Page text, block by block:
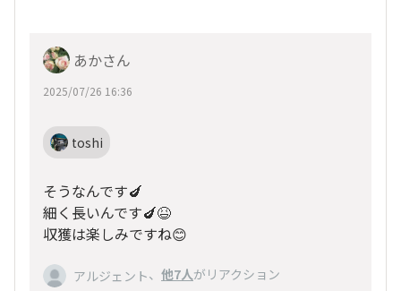
あかさん
2025/07/26 16:36
toshi
そうなんです🍆
細く長いんです🍆😆
収獲は楽しみですね😊
アルジェント、 他7人がリアクション